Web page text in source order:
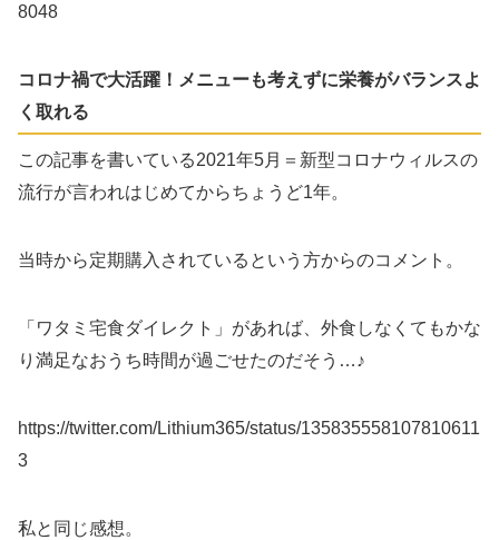
8048
コロナ禍で大活躍！メニューも考えずに栄養がバランスよ
く取れる
この記事を書いている2021年5月＝新型コロナウィルスの
流行が言われはじめてからちょうど1年。
当時から定期購入されているという方からのコメント。
「ワタミ宅食ダイレクト」があれば、外食しなくてもかな
り満足なおうち時間が過ごせたのだそう…♪
https://twitter.com/Lithium365/status/135835558107810611
3
私と同じ感想。